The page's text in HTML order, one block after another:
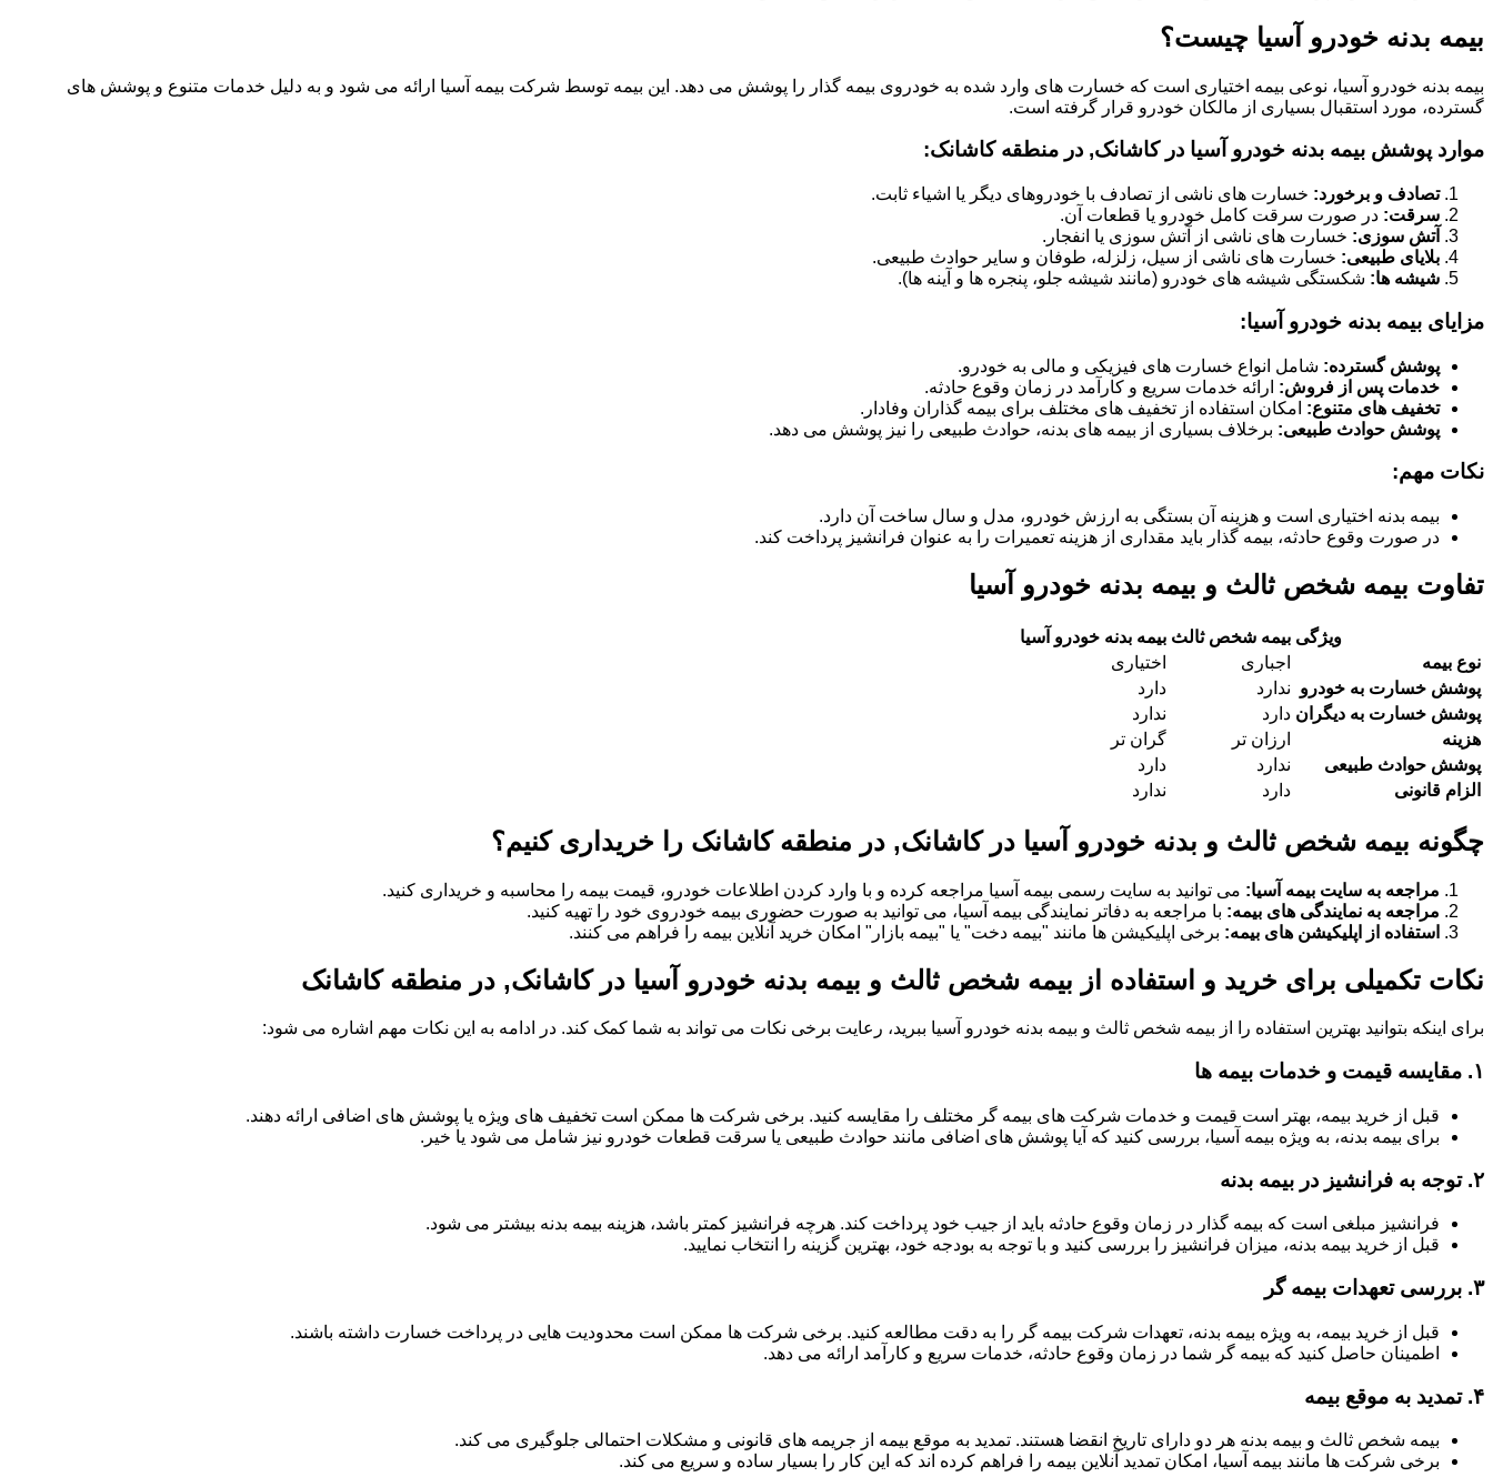
بیمه بدنه خودرو آسیا چیست؟
بیمه بدنه خودرو آسیا، نوعی بیمه اختیاری است که خسارت های وارد شده به خودروی بیمه گذار را پوشش می دهد. این بیمه توسط شرکت بیمه آسیا ارائه می شود و به دلیل خدمات متنوع و پوشش های
گسترده، مورد استقبال بسیاری از مالکان خودرو قرار گرفته است.
موارد پوشش بیمه بدنه خودرو آسیا در کاشانک, در منطقه کاشانک:
تصادف و برخورد: خسارت های ناشی از تصادف با خودروهای دیگر یا اشیاء ثابت.
سرقت: در صورت سرقت کامل خودرو یا قطعات آن.
آتش سوزی: خسارت های ناشی از آتش سوزی یا انفجار.
بلایای طبیعی: خسارت های ناشی از سیل، زلزله، طوفان و سایر حوادث طبیعی.
شیشه ها: شکستگی شیشه های خودرو (مانند شیشه جلو، پنجره ها و آینه ها).
مزایای بیمه بدنه خودرو آسیا:
پوشش گسترده: شامل انواع خسارت های فیزیکی و مالی به خودرو.
خدمات پس از فروش: ارائه خدمات سریع و کارآمد در زمان وقوع حادثه.
تخفیف های متنوع: امکان استفاده از تخفیف های مختلف برای بیمه گذاران وفادار.
پوشش حوادث طبیعی: برخلاف بسیاری از بیمه های بدنه، حوادث طبیعی را نیز پوشش می دهد.
نکات مهم:
بیمه بدنه اختیاری است و هزینه آن بستگی به ارزش خودرو، مدل و سال ساخت آن دارد.
در صورت وقوع حادثه، بیمه گذار باید مقداری از هزینه تعمیرات را به عنوان فرانشیز پرداخت کند.
تفاوت بیمه شخص ثالث و بیمه بدنه خودرو آسیا
ویژگی بیمه شخص ثالث بیمه بدنه خودرو آسیا
نوع بیمه
اجباری
اختیاری
پوشش خسارت به خودرو ندارد
دارد
پوشش خسارت به دیگران دارد
ندارد
هزینه
ارزان تر
گران تر
پوشش حوادث طبیعی
ندارد
دارد
الزام قانونی
دارد ندارد
چگونه بیمه شخص ثالث و بدنه خودرو آسیا در کاشانک, در منطقه کاشانک را خریداری کنیم؟
مراجعه به سایت بیمه آسیا: می توانید به سایت رسمی بیمه آسیا مراجعه کرده و با وارد کردن اطلاعات خودرو، قیمت بیمه را محاسبه و خریداری کنید.
مراجعه به نمایندگی های بیمه: با مراجعه به دفاتر نمایندگی بیمه آسیا، می توانید به صورت حضوری بیمه خودروی خود را تهیه کنید.
استفاده از اپلیکیشن های بیمه: برخی اپلیکیشن ها مانند "بیمه دخت" یا "بیمه بازار" امکان خرید آنلاین بیمه را فراهم می کنند.
نکات تکمیلی برای خرید و استفاده از بیمه شخص ثالث و بیمه بدنه خودرو آسیا در کاشانک, در منطقه کاشانک
برای اینکه بتوانید بهترین استفاده را از بیمه شخص ثالث و بیمه بدنه خودرو آسیا ببرید، رعایت برخی نکات می تواند به شما کمک کند. در ادامه به این نکات مهم اشاره می شود:
۱. مقایسه قیمت و خدمات بیمه ها
قبل از خرید بیمه، بهتر است قیمت و خدمات شرکت های بیمه گر مختلف را مقایسه کنید. برخی شرکت ها ممکن است تخفیف های ویژه یا پوشش های اضافی ارائه دهند.
برای بیمه بدنه، به ویژه بیمه آسیا، بررسی کنید که آیا پوشش های اضافی مانند حوادث طبیعی یا سرقت قطعات خودرو نیز شامل می شود یا خیر.
۲. توجه به فرانشیز در بیمه بدنه
فرانشیز مبلغی است که بیمه گذار در زمان وقوع حادثه باید از جیب خود پرداخت کند. هرچه فرانشیز کمتر باشد، هزینه بیمه بدنه بیشتر می شود.
قبل از خرید بیمه بدنه، میزان فرانشیز را بررسی کنید و با توجه به بودجه خود، بهترین گزینه را انتخاب نمایید.
۳. بررسی تعهدات بیمه گر
قبل از خرید بیمه، به ویژه بیمه بدنه، تعهدات شرکت بیمه گر را به دقت مطالعه کنید. برخی شرکت ها ممکن است محدودیت هایی در پرداخت خسارت داشته باشند.
اطمینان حاصل کنید که بیمه گر شما در زمان وقوع حادثه، خدمات سریع و کارآمد ارائه می دهد.
۴. تمدید به موقع بیمه
بیمه شخص ثالث و بیمه بدنه هر دو دارای تاریخ انقضا هستند. تمدید به موقع بیمه از جریمه های قانونی و مشکلات احتمالی جلوگیری می کند.
برخی شرکت ها مانند بیمه آسیا، امکان تمدید آنلاین بیمه را فراهم کرده اند که این کار را بسیار ساده و سریع می کند.